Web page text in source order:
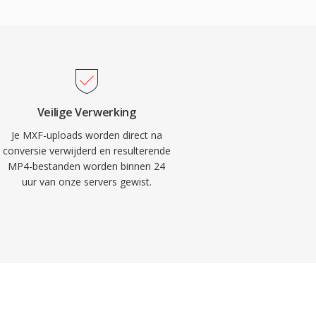
Veilige Verwerking
Je MXF-uploads worden direct na
conversie verwijderd en resulterende
MP4-bestanden worden binnen 24
uur van onze servers gewist.